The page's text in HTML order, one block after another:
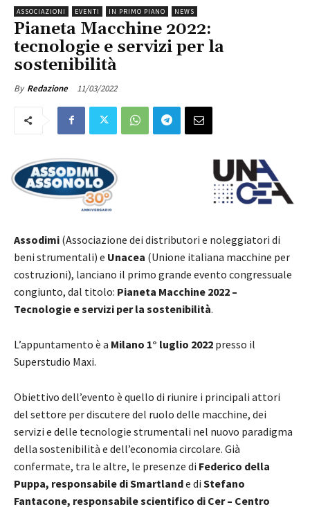
ASSOCIAZIONI EVENTI IN PRIMO PIANO NEWS
Pianeta Macchine 2022:
tecnologie e servizi per la
sostenibilità
By Redazione 11/03/2022
Assodimi (Associazione dei distributori e noleggiatori di
beni strumentali) e Unacea (Unione italiana macchine per
costruzioni), lanciano il primo grande evento congressuale
congiunto, dal titolo: Pianeta Macchine 2022 –
Tecnologie e servizi per la sostenibilità.
L’appuntamento è a Milano 1° luglio 2022 presso il
Superstudio Maxi.
Obiettivo dell’evento è quello di riunire i principali attori
del settore per discutere del ruolo delle macchine, dei
servizi e delle tecnologie strumentali nel nuovo paradigma
della sostenibilità e dell’economia circolare. Già
confermate, tra le altre, le presenze di Federico della
Puppa, responsabile di Smartlande di Stefano
Fantacone, responsabile scientifico di Cer – Centro